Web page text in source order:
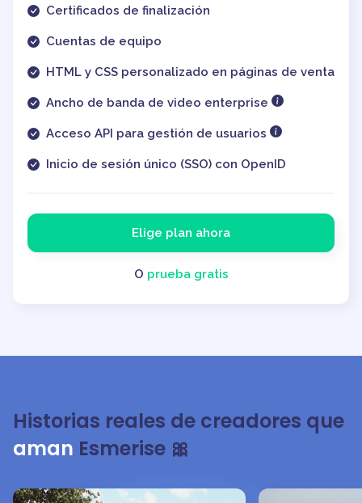
Certificados de finalización
Cuentas de equipo
HTML y CSS personalizado en páginas de venta
Ancho de banda de video enterprise
Acceso API para gestión de usuarios
Inicio de sesión único (SSO) con OpenID
Elige plan ahora
O prueba gratis
Historias reales de creadores que
aman Esmerise 🎀